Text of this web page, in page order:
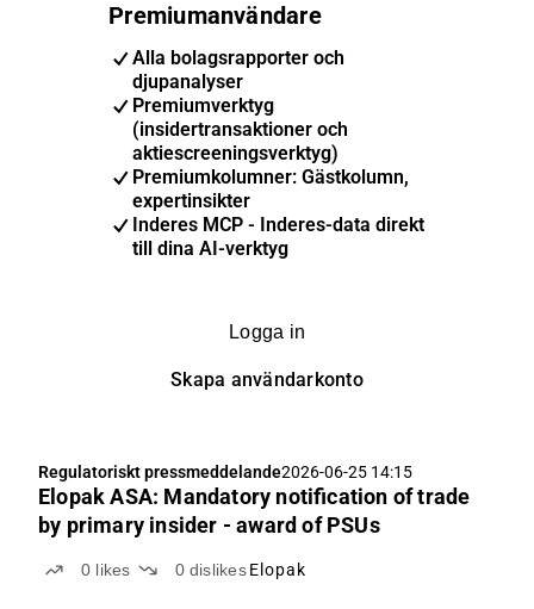
Premiumanvändare
Alla bolagsrapporter och
djupanalyser
Premiumverktyg
(insidertransaktioner och
aktiescreeningsverktyg)
Premiumkolumner: Gästkolumn,
expertinsikter
Inderes MCP - Inderes-data direkt
till dina AI-verktyg
Logga in
Skapa användarkonto
Regulatoriskt pressmeddelande2026-06-25 14:15
Elopak ASA: Mandatory notification of trade
by primary insider - award of PSUs
0 likes 0 dislikes Elopak